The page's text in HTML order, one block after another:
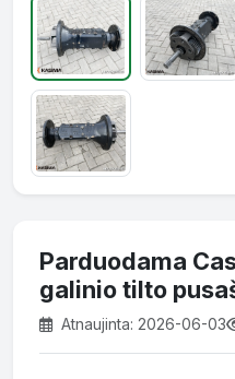
Parduodama
galinio tilto
Atnaujinta: 2026-06-03